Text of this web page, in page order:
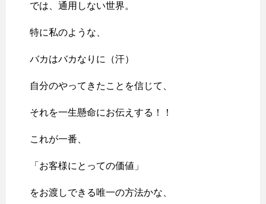
では、通用しない世界。
特に私のような、
バカはバカなりに（汗）
自分のやってきたことを信じて、
それを一生懸命にお伝えする！！
これが一番、
「お客様にとっての価値」
をお渡しできる唯一の方法かな、